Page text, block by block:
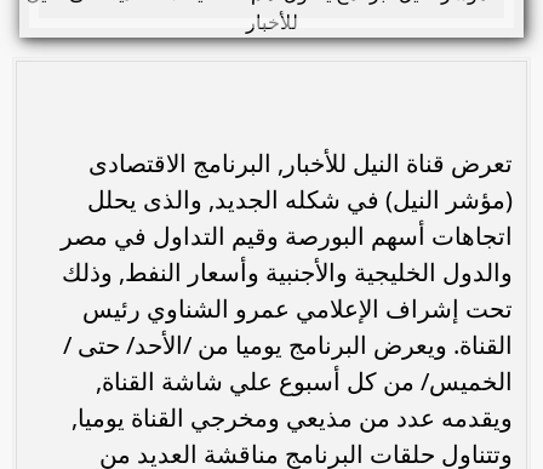
تعرض قناة النيل للأخبار, البرنامج الاقتصادى
(مؤشر النيل) في شكله الجديد, والذى يحلل
اتجاهات أسهم البورصة وقيم التداول في مصر
والدول الخليجية والأجنبية وأسعار النفط, وذلك
تحت إشراف الإعلامي عمرو الشناوي رئيس
القناة. ويعرض البرنامج يوميا من /الأحد/ حتى /
الخميس/ من كل أسبوع علي شاشة القناة,
ويقدمه عدد من مذيعي ومخرجي القناة يوميا,
وتتناول حلقات البرنامج مناقشة العديد من